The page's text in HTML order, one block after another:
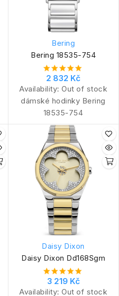
Bering
Bering 18535-754
2 832 Kč
Availability: Out of stock
dámské hodinky Bering
18535-754
Daisy Dixon
Daisy Dixon Dd168Sgm
3 219 Kč
Availability: Out of stock